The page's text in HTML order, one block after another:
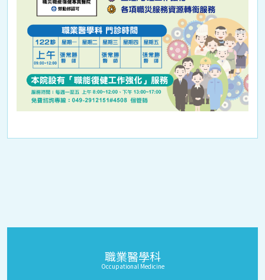
職業醫學科
Occupational Medicine